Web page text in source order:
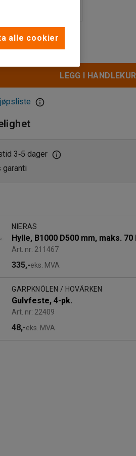
LEGG I
3‑5 dager
garanti
NIERAS
Hylle, B1000 D500 mm, maks.
Art. nr: 211467
335,-eks. MVA
GARPKNÖLEN / HOVÄRKEN
Gulvfeste, 4-pk.
Art. nr: 22409
48,-eks. MVA
alle cookier